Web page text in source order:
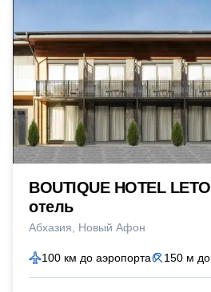
BOUTIQUE HOTEL
отель
Абхазия Новый Афон
100 км до аэропорта 150 м